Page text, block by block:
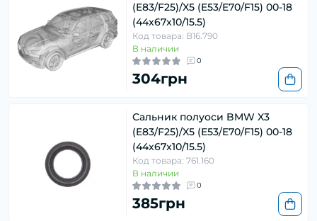
(E83/F25)/X5 (E53/E70/F15) 00-18
(44x67x10/15.5)
Код товара: B16.790
В наличии
0
304грн
Сальник полуоси BMW X3
(E83/F25)/X5 (E53/E70/F15) 00-18
(44x67x10/15.5)
Код товара: 761.160
В наличии
0
385грн